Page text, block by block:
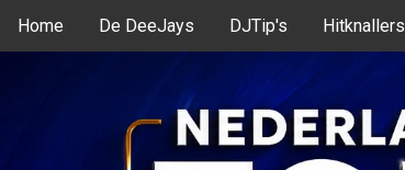
Home De DeeJays DJTip's Hitknallers